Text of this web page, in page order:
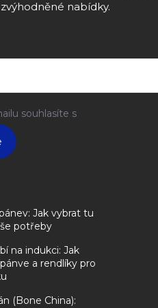
nabídky.
souhlasíte s
Jak vybrat tu
potřeby
na indukci: Jak
a rendlíky pro
(Bone China):